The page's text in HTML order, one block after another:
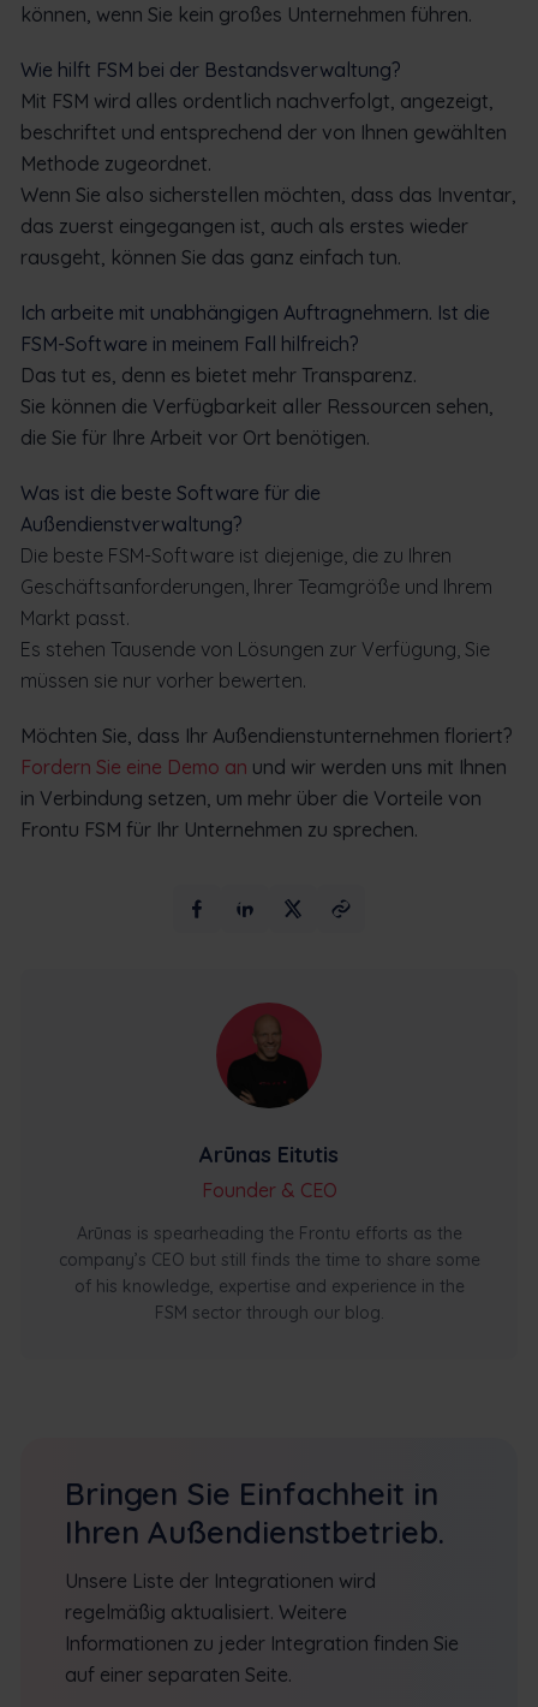
können, wenn Sie kein großes Unternehmen führen.
Wie hilft FSM bei der Bestandsverwaltung?
Mit FSM wird alles ordentlich nachverfolgt, angezeigt,
beschriftet und entsprechend der von Ihnen gewählten
Methode zugeordnet.
Wenn Sie also sicherstellen möchten, dass das Inventar,
das zuerst eingegangen ist, auch als erstes wieder
rausgeht, können Sie das ganz einfach tun.
Ich arbeite mit unabhängigen Auftragnehmern. Ist die
FSM-Software in meinem Fall hilfreich?
Das tut es, denn es bietet mehr Transparenz.
Sie können die Verfügbarkeit aller Ressourcen sehen,
die Sie für Ihre Arbeit vor Ort benötigen.
Was ist die beste Software für die
Außendienstverwaltung?
Die beste FSM-Software ist diejenige, die zu Ihren
Geschäftsanforderungen, Ihrer Teamgröße und Ihrem
Markt passt.
Es stehen Tausende von Lösungen zur Verfügung, Sie
müssen sie nur vorher bewerten.
Möchten Sie, dass Ihr Außendienstunternehmen floriert?
Fordern Sie eine Demo an und wir werden uns mit Ihnen
in Verbindung setzen, um mehr über die Vorteile von
Frontu FSM für Ihr Unternehmen zu sprechen.
Arūnas Eitutis
Founder & CEO
Arūnas is spearheading the Frontu efforts as the
company’s CEO but still finds the time to share some
of his knowledge, expertise and experience in the
FSM sector through our blog.
Bringen Sie Einfachheit in
Ihren Außendienstbetrieb.
Unsere Liste der Integrationen wird
regelmäßig aktualisiert. Weitere
Informationen zu jeder Integration finden Sie
auf einer separaten Seite.